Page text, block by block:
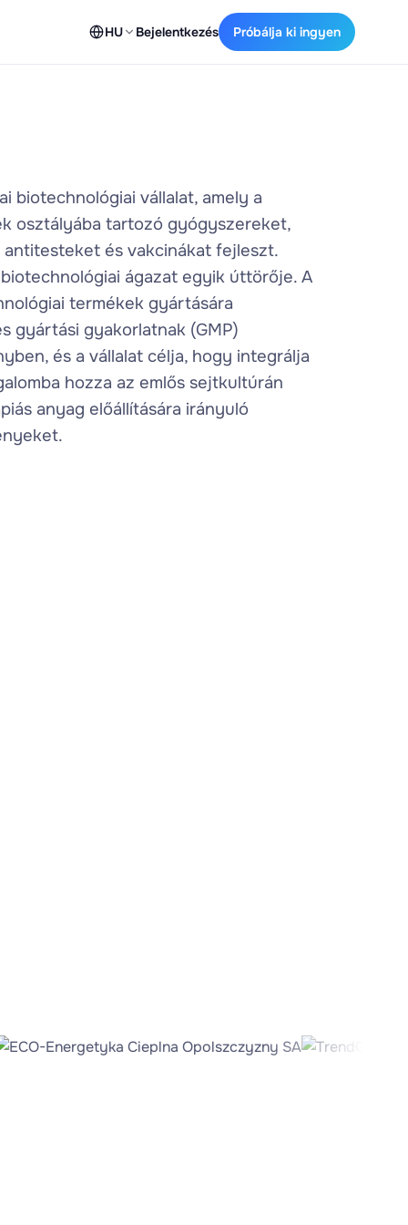
HU Bejelentkezés Próbálja ki ingyen
biotechnológiai vállalat, amely a
osztályába tartozó gyógyszereket,
és vakcinákat fejleszt.
ágazat egyik úttörője. A
termékek gyártására
gyártási gyakorlatnak (GMP)
és a vállalat célja, hogy integrálja
hozza az emlős sejtkultúrán
anyag előállítására irányuló